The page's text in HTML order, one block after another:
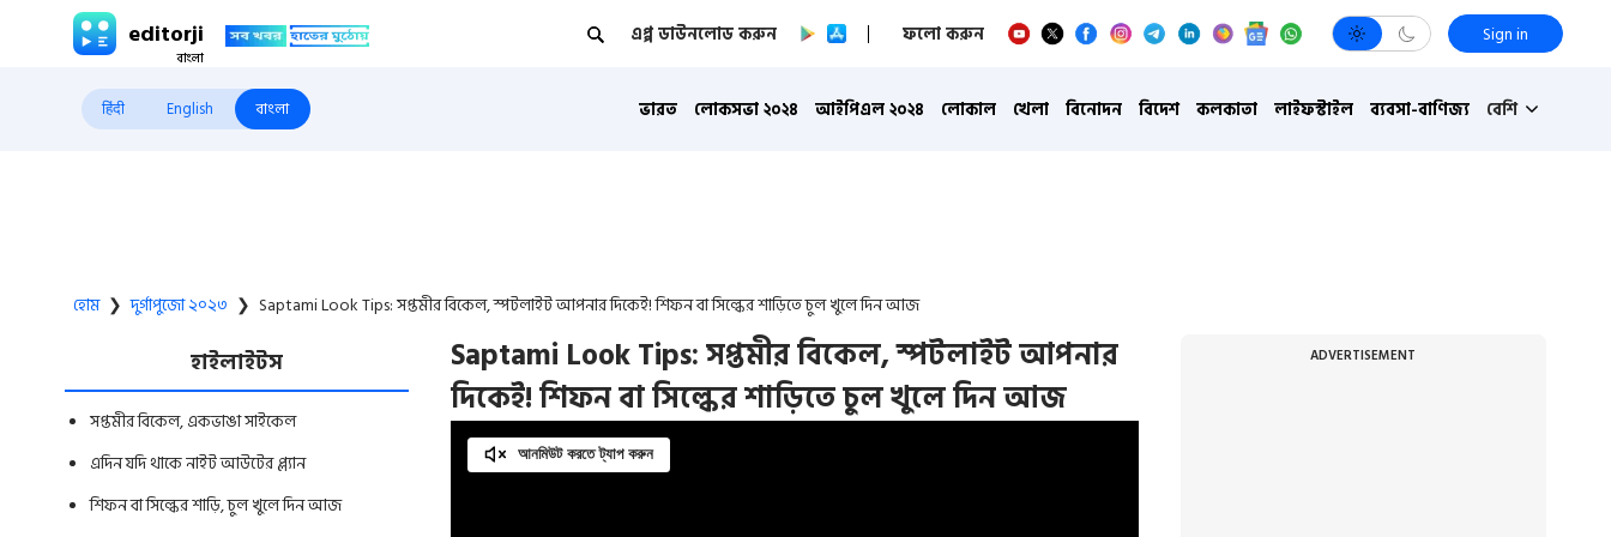
editorji এপ্প ডাউনলোড করুন ফলো করুন Sign in
हिंदी English বাংলা ভারত লোকসভা ২০২৪ আইপিএল ২০২৪ লোকাল খেলা বিনোদন বিদেশ কলকাতা লাইফস্টাইল ব্যবসা-বাণিজ্য বেশি
হোম ❯ দুর্গাপুজো ২০২৩ ❯ Saptami Look Tips: সপ্তমীর বিকেল, স্পটলাইট আপনার দিকেই! শিফন বা সিল্কের শাড়িতে চুল খুলে দিন আজ
হাইলাইটস
সপ্তমীর বিকেল, একভাঙা সাইকেল
এদিন যদি থাকে নাইট আউটের প্ল্যান
শিফন বা সিল্কের শাড়ি, চুল খুলে দিন আজ
Saptami Look Tips: সপ্তমীর বিকেল, স্পটলাইট আপনার
দিকেই! শিফন বা সিল্কের শাড়িতে চুল খুলে দিন আজ
আনমিউট করতে ট্যাপ করুন
ADVERTISEMENT